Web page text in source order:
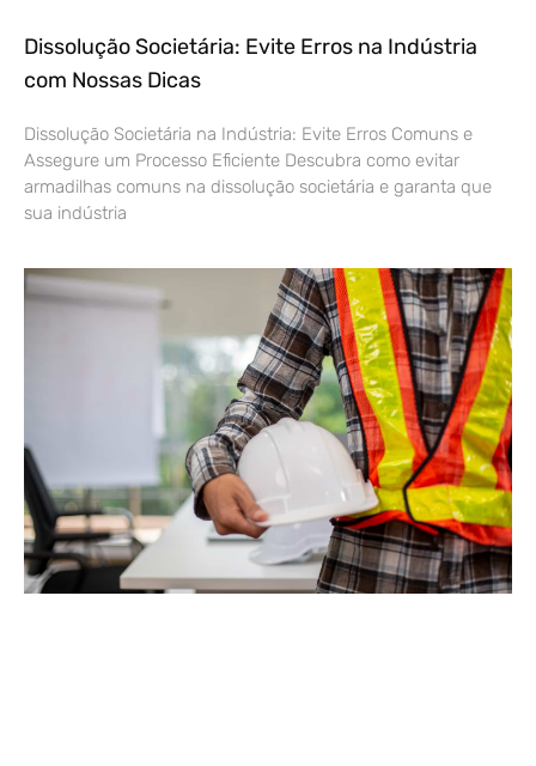
Dissolução Societária: Evite Erros na Indústria
com Nossas Dicas
Dissolução Societária na Indústria: Evite Erros Comuns e
Assegure um Processo Eficiente Descubra como evitar
armadilhas comuns na dissolução societária e garanta que
sua indústria